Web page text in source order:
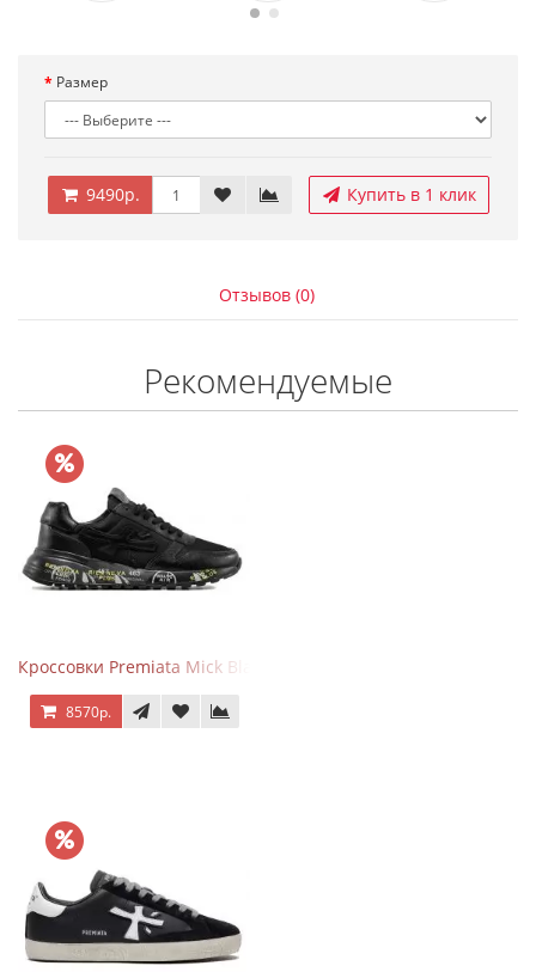
Размер
9490р. Купить в 1 клик
Отзывов (0)
Рекомендуемые
Кроссовки Premiata Mick Black
8570р.